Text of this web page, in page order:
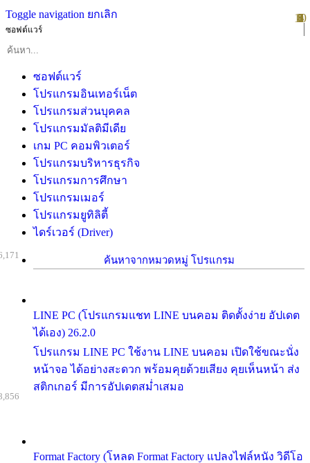
Toggle navigation ยกเลิก
ซอฟต์แวร์
ซอฟต์แวร์
โปรแกรมอินเทอร์เน็ต
โปรแกรมส่วนบุคคล
โปรแกรมมัลติมีเดีย
เกม PC คอมพิวเตอร์
โปรแกรมบริหารธุรกิจ
โปรแกรมการศึกษา
โปรแกรมเมอร์
โปรแกรมยูทิลิตี้
ไดร์เวอร์ (Driver)
ค้นหาจากหมวดหมู่ โปรแกรม
LINE PC (โปรแกรมแชท LINE บนคอม ติดตั้งง่าย อัปเดต
ได้เอง) 26.2.0
โปรแกรม LINE PC ใช้งาน LINE บนคอม เปิดใช้ขณะนั่ง
หน้าจอ ได้อย่างสะดวก พร้อมคุยด้วยเสียง คุยเห็นหน้า ส่ง
สติกเกอร์ มีการอัปเดตสม่ำเสมอ
Format Factory (โหลด Format Factory แปลงไฟล์หนัง วิดีโอ
1
2
3
4
5
6
7
8
9
10